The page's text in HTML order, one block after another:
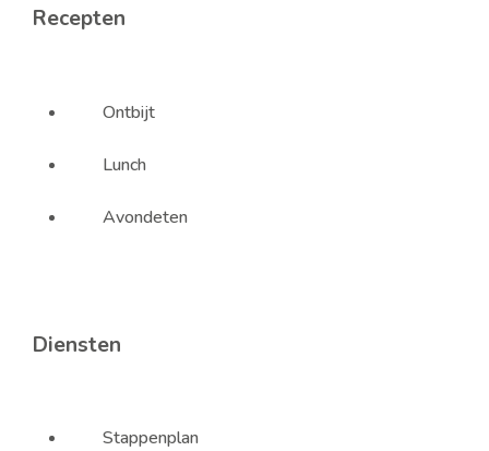
Recepten
Ontbijt
Lunch
Avondeten
Diensten
Stappenplan